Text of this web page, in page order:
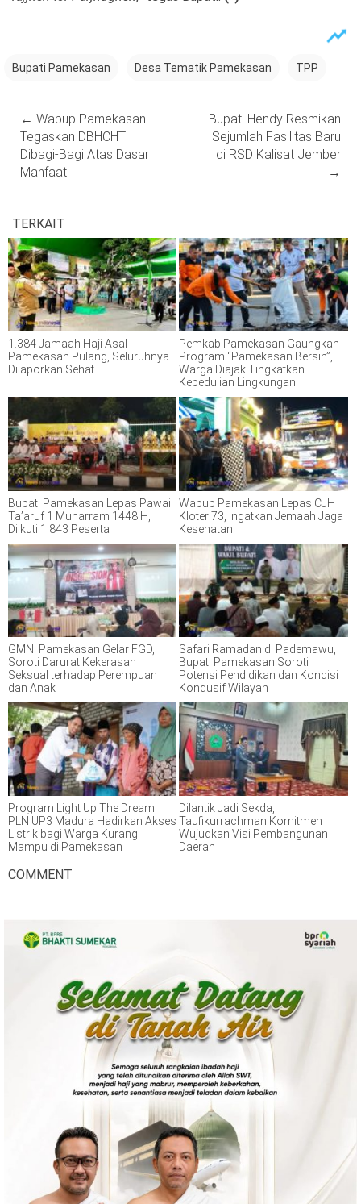
Bupati Pamekasan Desa Tematik Pamekasan TPP
navigation
← Wabup Pamekasan
Tegaskan DBHCHT
Dibagi-Bagi Atas Dasar
Manfaat
Bupati Hendy Resmikan
Sejumlah Fasilitas Baru
di RSD Kalisat Jember
→
TERKAIT
1.384 Jamaah Haji Asal
Pamekasan Pulang, Seluruhnya
Dilaporkan Sehat
Pemkab Pamekasan Gaungkan
Program “Pamekasan Bersih”,
Warga Diajak Tingkatkan
Kepedulian Lingkungan
Bupati Pamekasan Lepas Pawai
Ta’aruf 1 Muharram 1448 H,
Diikuti 1.843 Peserta
Wabup Pamekasan Lepas CJH
Kloter 73, Ingatkan Jemaah Jaga
Kesehatan
GMNI Pamekasan Gelar FGD,
Soroti Darurat Kekerasan
Seksual terhadap Perempuan
dan Anak
Safari Ramadan di Pademawu,
Bupati Pamekasan Soroti
Potensi Pendidikan dan Kondisi
Kondusif Wilayah
Program Light Up The Dream
PLN UP3 Madura Hadirkan Akses
Listrik bagi Warga Kurang
Mampu di Pamekasan
Dilantik Jadi Sekda,
Taufikurrachman Komitmen
Wujudkan Visi Pembangunan
Daerah
COMMENT